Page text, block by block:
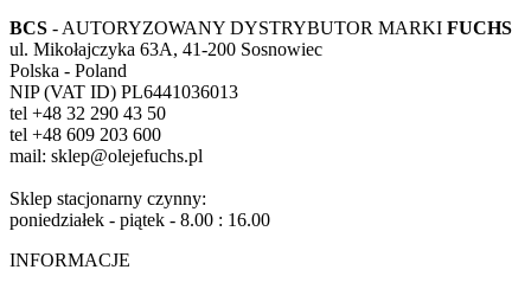
BCS - AUTORYZOWANY DYSTRYBUTOR MARKI FUCHS
ul. Mikołajczyka 63A, 41-200 Sosnowiec
Polska - Poland
NIP (VAT ID) PL6441036013
tel +48 32 290 43 50
tel +48 609 203 600
mail: sklep@olejefuchs.pl
Sklep stacjonarny czynny:
poniedziałek - piątek - 8.00 : 16.00
INFORMACJE